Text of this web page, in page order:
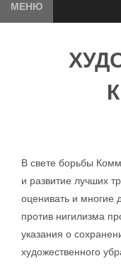
МЕНЮ
В свете борьбы
и развитие лучших
оценивать и многие
против нигилизма
указания о
художественного